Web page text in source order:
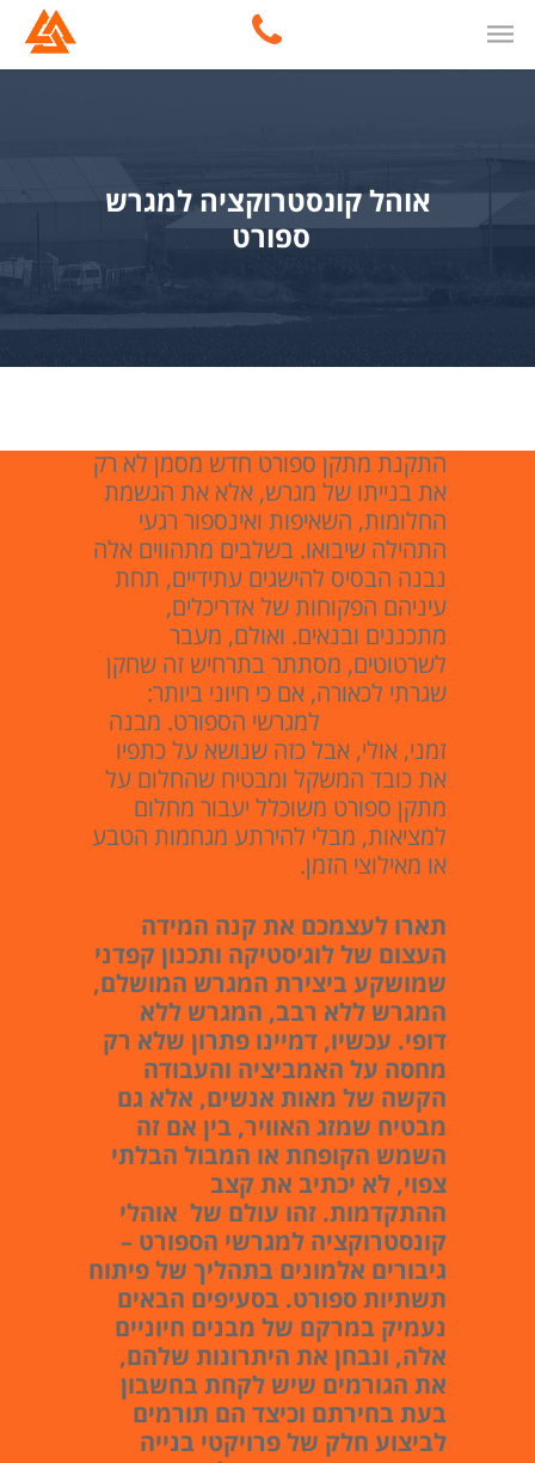
אוהל קונסטרוקציה למגרש
ספורט
התקנת מתקן ספורט חדש מסמן לא רק
את בנייתו של מגרש, אלא את הגשמת
החלומות, השאיפות ואינספור רגעי
התהילה שיבואו. בשלבים מתהווים אלה
נבנה הבסיס להישגים עתידיים, תחת
עיניהם הפקוחות של אדריכלים,
מתכננים ובנאים. ואולם, מעבר
לשרטוטים, מסתתר בתרחיש זה שחקן
שגרתי לכאורה, אם כי חיוני ביותר:
למגרשי הספורט. מבנה
זמני, אולי, אבל כזה שנושא על כתפיו
את כובד המשקל ומבטיח שהחלום על
מתקן ספורט משוכלל יעבור מחלום
למציאות, מבלי להירתע מגחמות הטבע
או מאילוצי הזמן.
תארו לעצמכם את קנה המידה
העצום של לוגיסטיקה ותכנון קפדני
שמושקע ביצירת המגרש המושלם,
המגרש ללא רבב, המגרש ללא
דופי. עכשיו, דמיינו פתרון שלא רק
מחסה על האמביציה והעבודה
הקשה של מאות אנשים, אלא גם
מבטיח שמזג האוויר, בין אם זה
השמש הקופחת או המבול הבלתי
צפוי, לא יכתיב את קצב
ההתקדמות. זהו עולם של אוהלי
קונסטרוקציה למגרשי הספורט –
גיבורים אלמונים בתהליך של פיתוח
תשתיות ספורט. בסעיפים הבאים
נעמיק במרקם של מבנים חיוניים
אלה, ונבחן את היתרונות שלהם,
את הגורמים שיש לקחת בחשבון
בעת בחירתם וכיצד הם תורמים
לביצוע חלק של פרויקטי בנייה